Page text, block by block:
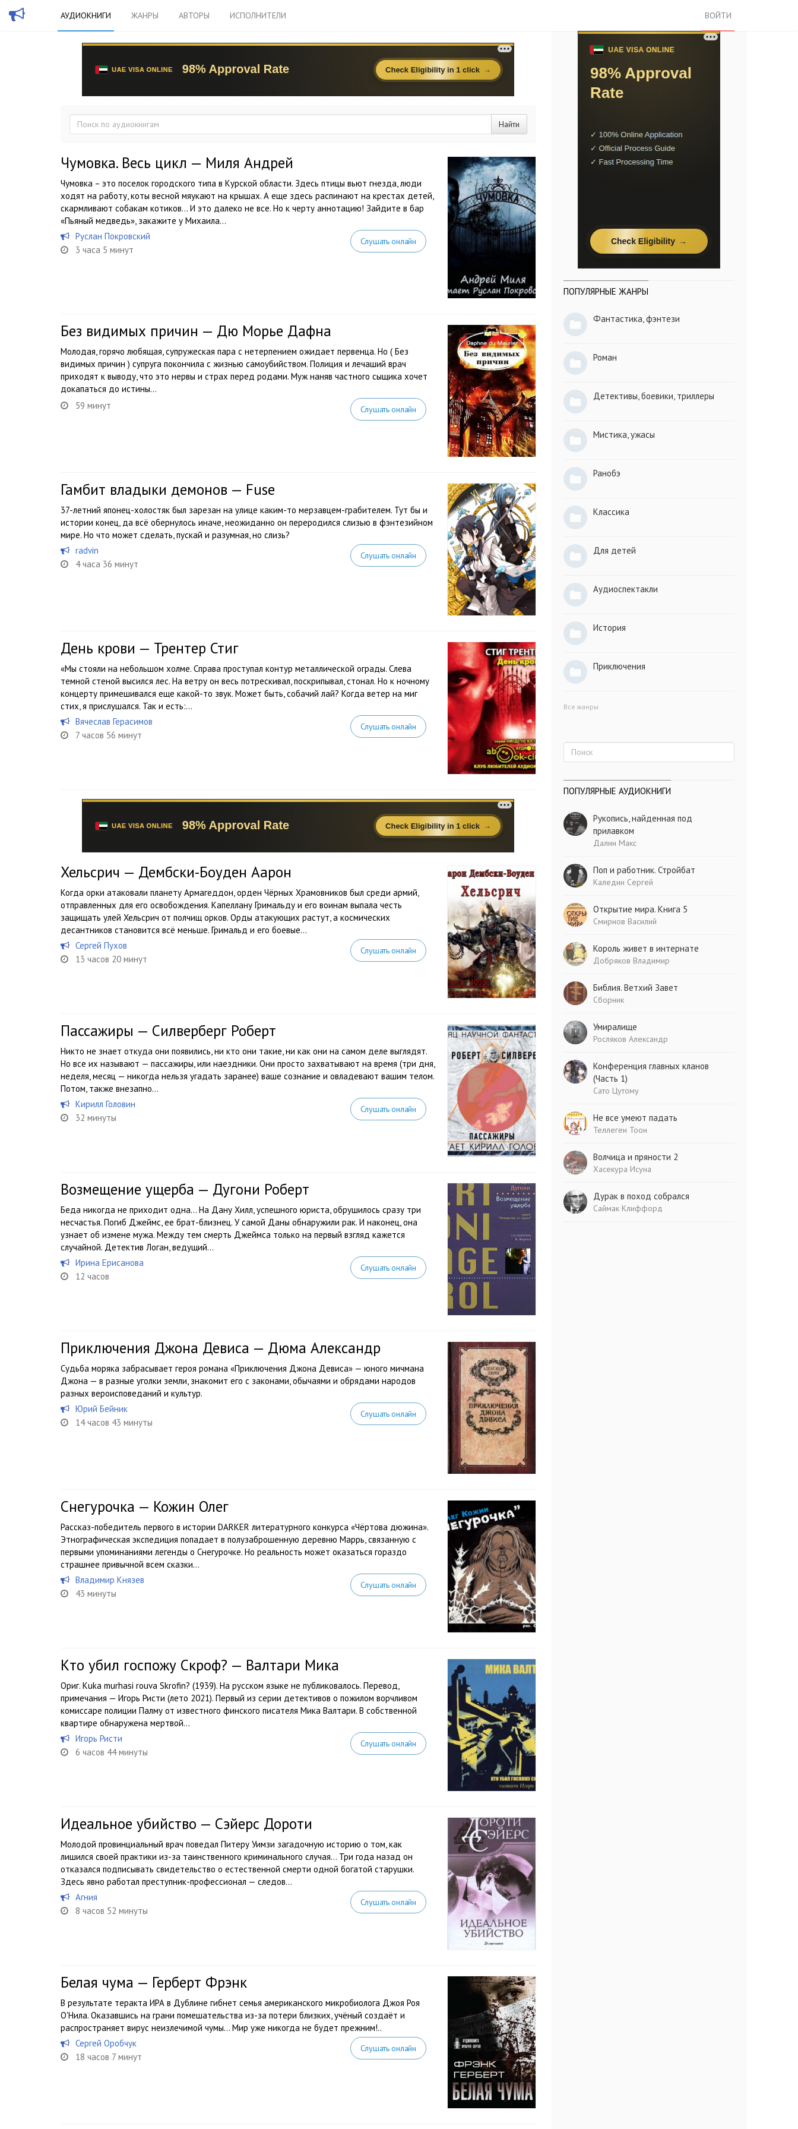
АУДИОКНИГИ ЖАНРЫ АВТОРЫ ИСПОЛНИТЕЛИ ВОЙТИ
Найти
Чумовка. Весь цикл — Миля Андрей
Чумовка – это поселок городского типа в Курской области. Здесь птицы вьют гнезда, люди
ходят на работу, коты весной мяукают на крышах. А еще здесь распинают на крестах детей,
скармливают собакам котиков… И это далеко не все. Но к черту аннотацию! Зайдите в бар
«Пьяный медведь», закажите у Михаила...
Руслан Покровский
3 часа 5 минут
Слушать онлайн
Без видимых причин — Дю Морье Дафна
Молодая, горячо любящая, супружеская пара с нетерпением ожидает первенца. Но ( Без
видимых причин ) супруга покончила с жизнью самоубийством. Полиция и лечаший врач
приходят к выводу, что это нервы и страх перед родами. Муж наняв частного сыщика хочет
докапаться до истины…
59 минут
Слушать онлайн
Гамбит владыки демонов — Fuse
37-летний японец-холостяк был зарезан на улице каким-то мерзавцем-грабителем. Тут бы и
истории конец, да всё обернулось иначе, неожиданно он переродился слизью в фэнтезийном
мире. Но что может сделать, пускай и разумная, но слизь?
radvin
4 часа 36 минут
Слушать онлайн
День крови — Трентер Стиг
«Мы стояли на небольшом холме. Справа проступал контур металлической ограды. Слева
темной стеной высился лес. На ветру он весь потрескивал, поскрипывал, стонал. Но к ночному
концерту примешивался еще какой-то звук. Может быть, собачий лай? Когда ветер на миг
стих, я прислушался. Так и есть:...
Вячеслав Герасимов
7 часов 56 минут
Слушать онлайн
Хельсрич — Дембски-Боуден Аарон
Когда орки атаковали планету Армагеддон, орден Чёрных Храмовников был среди армий,
отправленных для его освобождения. Капеллану Гримальду и его воинам выпала честь
защищать улей Хельсрич от полчищ орков. Орды атакующих растут, а космических
десантников становится всё меньше. Гримальд и его боевые...
Сергей Пухов
13 часов 20 минут
Слушать онлайн
Пассажиры — Силверберг Роберт
Никто не знает откуда они появились, ни кто они такие, ни как они на самом деле выглядят.
Но все их называют — пассажиры, или наездники. Они просто захватывают на время (три дня,
неделя, месяц — никогда нельзя угадать заранее) ваше сознание и овладевают вашим телом.
Потом, также внезапно...
Кирилл Головин
32 минуты
Слушать онлайн
Возмещение ущерба — Дугони Роберт
Беда никогда не приходит одна… На Дану Хилл, успешного юриста, обрушилось сразу три
несчастья. Погиб Джеймс, ее брат-близнец. У самой Даны обнаружили рак. И наконец, она
узнает об измене мужа. Между тем смерть Джеймса только на первый взгляд кажется
случайной. Детектив Логан, ведущий...
Ирина Ерисанова
12 часов
Слушать онлайн
Приключения Джона Девиса — Дюма Александр
Судьба моряка забрасывает героя романа «Приключения Джона Девиса» — юного мичмана
Джона — в разные уголки земли, знакомит его с законами, обычаями и обрядами народов
разных вероисповеданий и культур.
Юрий Бейник
14 часов 43 минуты
Слушать онлайн
Снегурочка — Кожин Олег
Рассказ-победитель первого в истории DARKER литературного конкурса «Чёртова дюжина».
Этнографическая экспедиция попадает в полузаброшенную деревню Маррь, связанную с
первыми упоминаниями легенды о Снегурочке. Но реальность может оказаться гораздо
страшнее привычной всем сказки…
Владимир Князев
43 минуты
Слушать онлайн
Кто убил госпожу Скроф? — Валтари Мика
Ориг. Kuka murhasi rouva Skrofin? (1939). На русском языке не публиковалось. Перевод,
примечания — Игорь Ристи (лето 2021). Первый из серии детективов о пожилом ворчливом
комиссаре полиции Палму от известного финского писателя Мика Валтари. В собственной
квартире обнаружена мертвой...
Игорь Ристи
6 часов 44 минуты
Слушать онлайн
Идеальное убийство — Сэйерс Дороти
Молодой провинциальный врач поведал Питеру Уимзи загадочную историю о том, как
лишился своей практики из-за таинственного криминального случая… Три года назад он
отказался подписывать свидетельство о естественной смерти одной богатой старушки.
Здесь явно работал преступник-профессионал — следов...
Агния
8 часов 52 минуты
Слушать онлайн
Белая чума — Герберт Фрэнк
В результате теракта ИРА в Дублине гибнет семья американского микробиолога Джоя Роя
О'Нила. Оказавшись на грани помешательства из-за потери близких, учёный создаёт и
распространяет вирус неизлечимой чумы… Мир уже никогда не будет прежним!..
Сергей Оробчук
18 часов 7 минут
Слушать онлайн
ПОПУЛЯРНЫЕ ЖАНРЫ
Фантастика, фэнтези
Роман
Детективы, боевики, триллеры
Мистика, ужасы
Ранобэ
Классика
Для детей
Аудиоспектакли
История
Приключения
Все жанры
ПОПУЛЯРНЫЕ АУДИОКНИГИ
Рукопись, найденная под
прилавком
Далин Макс
Поп и работник. Стройбат
Каледин Сергей
Открытие мира. Книга 5
Смирнов Василий
Король живет в интернате
Добряков Владимир
Библия. Ветхий Завет
Сборник
Умиралище
Росляков Александр
Конференция главных кланов
(Часть 1)
Сато Цутому
Не все умеют падать
Теллеген Тоон
Волчица и пряности 2
Хасекура Исуна
Дурак в поход собрался
Саймак Клиффорд